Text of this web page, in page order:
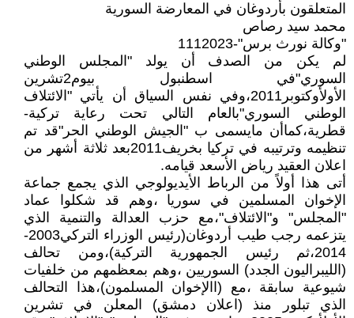
المتعلقون بأردوغان في المعارضة السورية
محمد سيد رصاص
"وكالة نورث برس"-1112023
لم يكن من الصدف أن يولد "المجلس الوطني
السوري"في اسطنبول بيوم2تشرين
الأولأوكتوبر2011،وفي نفس السياق أن يأتي "الائتلاف
الوطني السوري"بالعام التالي تحت رعاية تركية-
قطرية،كماأن مايسمى ب "الجيش الوطني الحر"قد تم
تنظيمه وترتيبه في تركيا بخريف2011بعد ثلاثة أشهر من
اعلان العقيد رياض الأسعد قيامه.
أتى هذا أولاً من الرباط الأيديولوجي الذي يجمع جماعة
الإخوان المسلمين في سوريا ،وهم قد شكلوا عماد
"المجلس" و"الائتلاف"،مع حزب العدالة والتنمية الذي
يتزعمه رجب طيب أردوغان(رئيس الوزراء التركي2003-
2014،ثم رئيس الجمهورية التركية)،ومن تحالف
(الليبراليون الجدد) السوريين ،وهم بمعظمهم من خلفيات
شيوعية سابقة ،مع (االإخوان المسلمون)،هذا التحالف
الذي تبلور منذ (اعلان دمشق) المعلن في تشرين